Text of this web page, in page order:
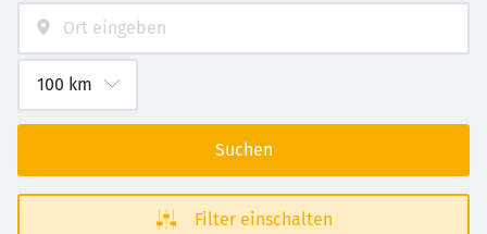
Suchen
Filter einschalten